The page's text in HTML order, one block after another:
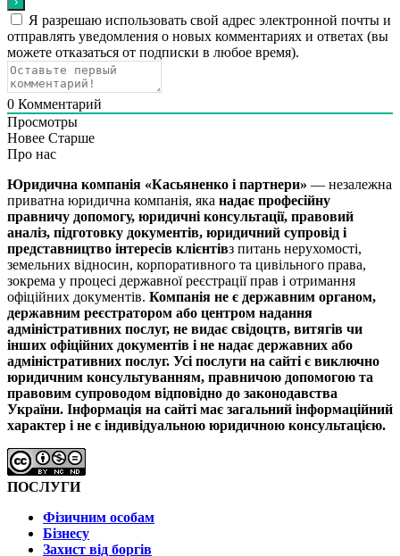
Я разрешаю использовать свой адрес электронной почты и
отправлять уведомления о новых комментариях и ответах (вы
можете отказаться от подписки в любое время).
0 Комментарий
Просмотры
Новее Старше
Про нас
Юридична компанія «Касьяненко і партнери» — незалежна
приватна юридична компанія, яка надає професійну
правничу допомогу, юридичні консультації, правовий
аналіз, підготовку документів, юридичний супровід і
представництво інтересів клієнтівз питань нерухомості,
земельних відносин, корпоративного та цивільного права,
зокрема у процесі державної реєстрації прав і отримання
офіційних документів. Компанія не є державним органом,
державним реєстратором або центром надання
адміністративних послуг, не видає свідоцтв, витягів чи
інших офіційних документів і не надає державних або
адміністративних послуг. Усі послуги на сайті є виключно
юридичним консультуванням, правничою допомогою та
правовим супроводом відповідно до законодавства
України. Інформація на сайті має загальний інформаційний
характер і не є індивідуальною юридичною консультацією.
ПОСЛУГИ
Фізичним особам
Бізнесу
Захист від боргів